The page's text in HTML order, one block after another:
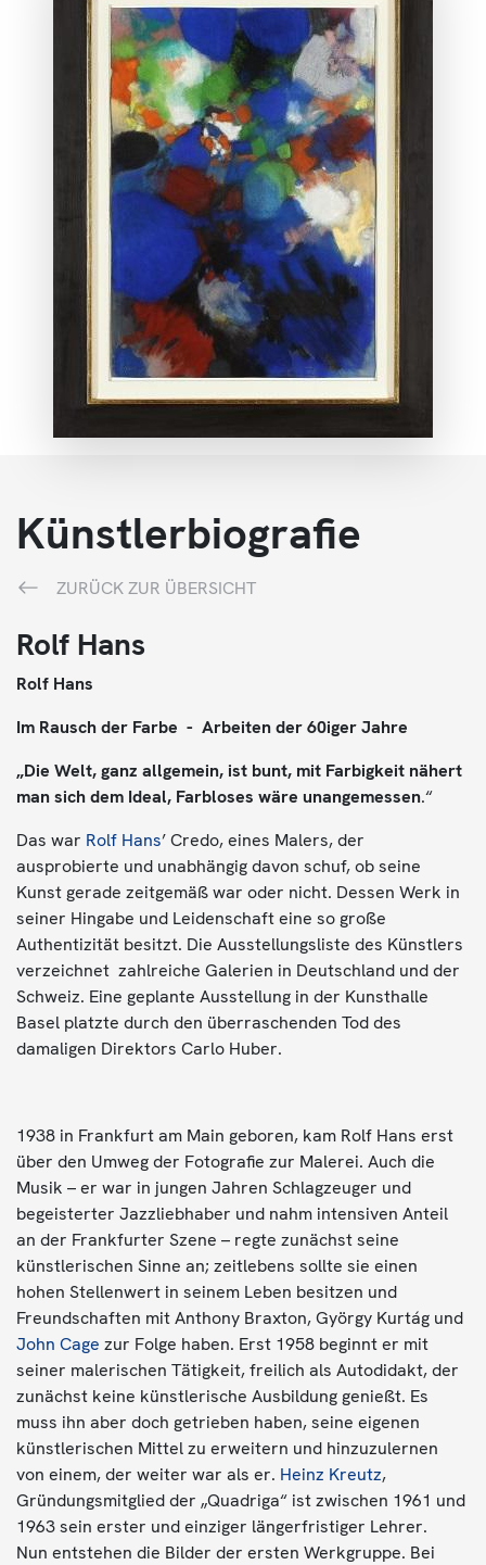
ANSEHEN
Künstlerbiografie
ZURÜCK ZUR ÜBERSICHT
Rolf Hans
Rolf Hans
Im Rausch der Farbe - Arbeiten der 60iger Jahre
„Die Welt, ganz allgemein, ist bunt, mit Farbigkeit nähert
man sich dem Ideal, Farbloses wäre unangemessen.“
Das war Rolf Hans’ Credo, eines Malers, der
ausprobierte und unabhängig davon schuf, ob seine
Kunst gerade zeitgemäß war oder nicht. Dessen Werk in
seiner Hingabe und Leidenschaft eine so große
Authentizität besitzt. Die Ausstellungsliste des Künstlers
verzeichnet zahlreiche Galerien in Deutschland und der
Schweiz. Eine geplante Ausstellung in der Kunsthalle
Basel platzte durch den überraschenden Tod des
damaligen Direktors Carlo Huber.
1938 in Frankfurt am Main geboren, kam Rolf Hans erst
über den Umweg der Fotografie zur Malerei. Auch die
Musik – er war in jungen Jahren Schlagzeuger und
begeisterter Jazzliebhaber und nahm intensiven Anteil
an der Frankfurter Szene – regte zunächst seine
künstlerischen Sinne an; zeitlebens sollte sie einen
hohen Stellenwert in seinem Leben besitzen und
Freundschaften mit Anthony Braxton, György Kurtág und
John Cage zur Folge haben. Erst 1958 beginnt er mit
seiner malerischen Tätigkeit, freilich als Autodidakt, der
zunächst keine künstlerische Ausbildung genießt. Es
muss ihn aber doch getrieben haben, seine eigenen
künstlerischen Mittel zu erweitern und hinzuzulernen
von einem, der weiter war als er. Heinz Kreutz,
Gründungsmitglied der „Quadriga“ ist zwischen 1961 und
1963 sein erster und einziger längerfristiger Lehrer.
Nun entstehen die Bilder der ersten Werkgruppe. Bei